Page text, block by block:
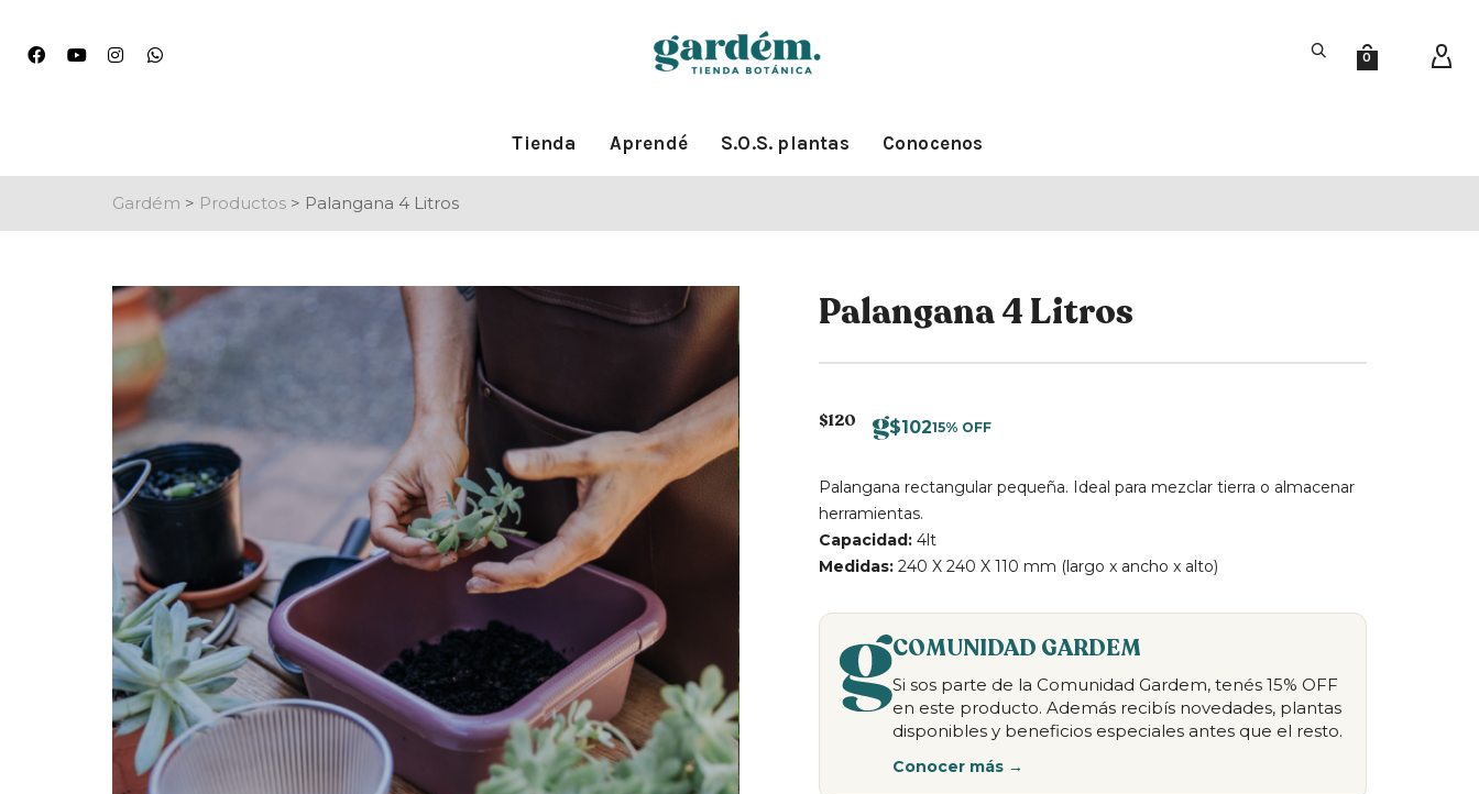
0
Tienda Aprendé S.O.S. plantas Conocenos
Gardém > Productos > Palangana 4 Litros
Palangana 4 Litros
$120 $10215% OFF
Palangana rectangular pequeña. Ideal para mezclar tierra o almacenar
herramientas.
Capacidad: 4lt
Medidas: 240 X 240 X 110 mm (largo x ancho x alto)
COMUNIDAD GARDEM
Si sos parte de la Comunidad Gardem, tenés 15% OFF
en este producto. Además recibís novedades, plantas
disponibles y beneficios especiales antes que el resto.
Conocer más →